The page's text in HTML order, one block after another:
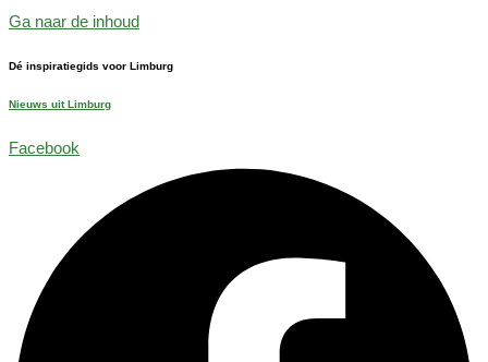
Ga naar de inhoud
Dé inspiratiegids voor Limburg
Nieuws uit Limburg
Facebook